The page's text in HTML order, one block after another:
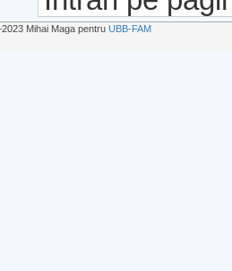
Mihai Maga pentru UBB-FAM